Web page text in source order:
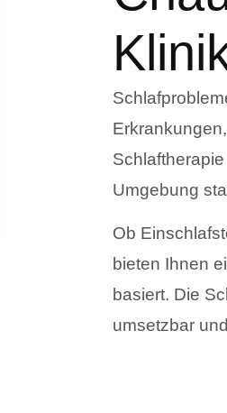
Umgebung
Ob
bieten Ihnen
basiert. Die
umsetzbar